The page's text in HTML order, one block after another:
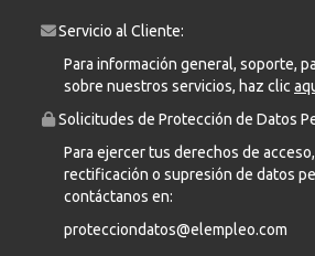
Servicio al Cliente:
Para información general, soporte,
sobre nuestros servicios, haz clic
Solicitudes de Protección de Datos
Para ejercer tus derechos de
rectificación o supresión de datos
contáctanos en:
protecciondatos@elempleo.com